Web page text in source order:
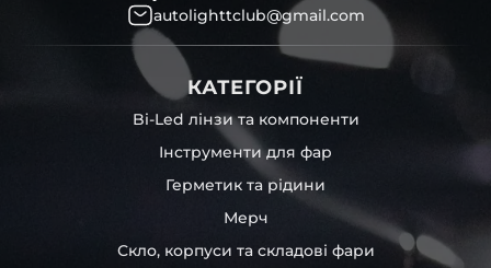
autolighttclub@gmail.com
КАТЕГОРІЇ
Bi-Led лінзи та компоненти
Інструменти для фар
Герметик та рідини
Мерч
Скло, корпуси та складові фари